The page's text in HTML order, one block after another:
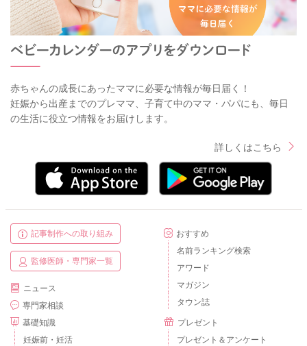
赤ちゃんの成長にあったママに必要な情報が毎日届く！
妊娠から出産までのプレママ、子育て中のママ・パパにも、毎日
の生活に役立つ情報をお届けします。
詳しくはこちら
記事制作への取り組み
監修医師・専門家一覧
ニュース
専門家相談
基礎知識
妊娠前・妊活
おすすめ
名前ランキング検索
アワード
マガジン
タウン誌
プレゼント
プレゼント＆アンケート